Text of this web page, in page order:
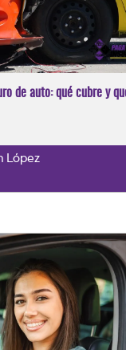
de auto: qué cubre y
López